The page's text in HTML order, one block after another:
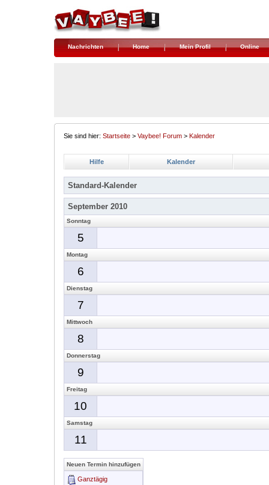
Nachrichten Home Mein Profil Online
Sie sind hier: Startseite > Vaybee! Forum > Kalender
Hilfe Kalender
Standard-Kalender
September 2010
Sonntag
5
Montag
6
Dienstag
7
Mittwoch
8
Donnerstag
9
Freitag
10
Samstag
11
Neuen Termin hinzufügen
Ganztägig